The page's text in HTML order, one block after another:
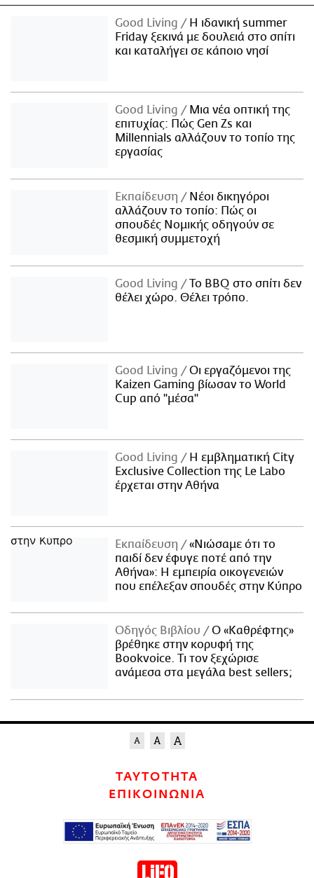
Good Living
Η ιδανική summer
Friday ξεκινά με δουλειά στο σπίτι
και καταλήγει σε κάποιο νησί
Good Living
Μια νέα οπτική της
επιτυχίας: Πώς Gen Zs και
Millennials αλλάζουν το τοπίο της
εργασίας
Εκπαίδευση
Νέοι δικηγόροι
αλλάζουν το τοπίο: Πώς οι
σπουδές Νομικής οδηγούν σε
θεσμική συμμετοχή
Good Living
Το BBQ στο σπίτι δεν
θέλει χώρο. Θέλει τρόπο.
Good Living
Οι εργαζόμενοι της
Kaizen Gaming βίωσαν το World
Cup από "μέσα"
Good Living
Η εμβληματική City
Exclusive Collection της Le Labo
έρχεται στην Αθήνα
Εκπαίδευση
«Νιώσαμε ότι το
παιδί δεν έφυγε ποτέ από την
Αθήνα»: Η εμπειρία οικογενειών
που επέλεξαν σπουδές στην Κύπρο
Οδηγός Βιβλίου
Ο «Καθρέφτης»
βρέθηκε στην κορυφή της
Bookvoice. Τι τον ξεχώρισε
ανάμεσα στα μεγάλα best sellers;
ΤΑΥΤΟΤΗΤΑ
ΕΠΙΚΟΙΝΩΝΙΑ